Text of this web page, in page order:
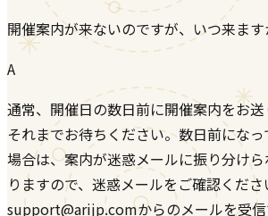
開催案内が来ないのですが、いつ来ます
A
通常、開催日の数日前に開催案内をお送
それまでお待ちください。数日前にな
場合は、案内が迷惑メールに振り分け
りますので、迷惑メールをご確認くだ
support@arijp.comからのメールを受